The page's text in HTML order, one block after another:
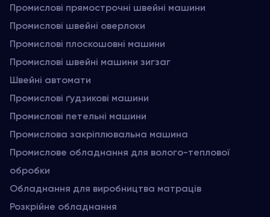
Промислові прямострочні швейні машини
Промислові швейні оверлоки
Промислові плоскошовні машини
Промислові швейні машини зигзаг
Швейні автомати
Промислові ґудзикові машини
Промислові петельні машини
Промислова закріплювальна машина
Промислове обладнання для волого-теплової
обробки
Обладнання для виробництва матраців
Розкрійне обладнання